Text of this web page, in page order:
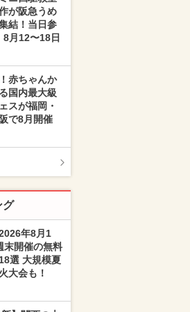
が阪急うめ
結！当日参
8月12〜18日
赤ちゃんか
国内最大級
スが福岡・
で8月開催
グ
年8月1
末開催の無料
選 大規模夏
大会も！